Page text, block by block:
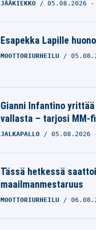
JÄÄKIEKKO 05.08.2026 -
Esapekka Lapille
MOOTTORIURHEILU
Gianni Infantino
vallasta – tarjosi MM-
JALKAPALLO 05.08.2026
Tässä hetkessä
maailmanmestaruus
MOOTTORIURHEILU